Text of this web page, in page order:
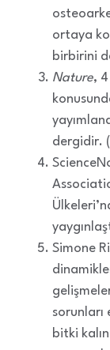
ortaya
birbirini
Nature,
dergidir.
Simone
bitki